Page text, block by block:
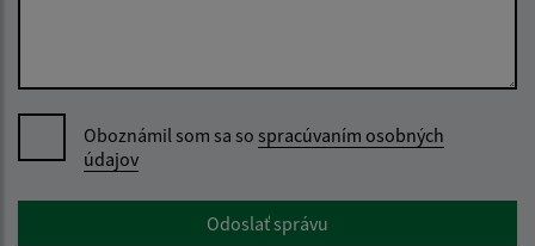
Oboznámil som sa so spracúvaním osobných
údajov
Google reCaptcha ResponseOdoslať správu